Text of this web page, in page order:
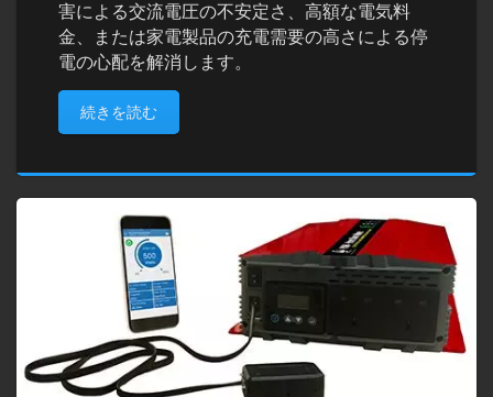
害による交流電圧の不安定さ、高額な電気料
金、または家電製品の充電需要の高さによる停
電の心配を解消します。
続きを読む